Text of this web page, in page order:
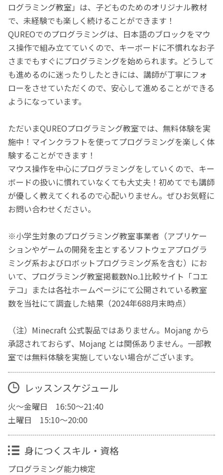
ログラミング教室」は、子どものためのオリジナル教材
で、未経験でも楽しく続けることができます！
QUREOでのプログラミングは、日本語のブロックをマウ
ス操作で組み立てていくので、キーボードに不慣れなお子
さまでもすぐにプログラミングを始められます。どうして
も進めるのに迷ったりしたときには、講師が丁寧にフォ
ローをさせていただくので、安心して進めることができる
ようになっています。
ただいまQUREOプログラミング教室では、無料体験を実
施中！マインクラフトを使ってプログラミングを楽しく体
験することができます！
マウス操作を中心にプログラミングをしていくので、キー
ボードの扱いに慣れていなくても大丈夫！初めてでも講師
が優しく教えてくれるので心配いりません。ぜひお気軽に
お問い合わせください。
※小学生対象のプログラミング教室事業者（アプリケー
ションやゲームの開発を主とするソフトウェアプログラ
ミング系およびロボットプログラミング系を含む）にお
いて、プログラミング教室掲載数No.1比較サイト「コエ
テコ」または各社ホームページにて公開されている教室
数を当社にて調査した結果（2024年688月末時点）
（注）Minecraft 公式製品ではありません。Mojang から
承認されておらず、Mojang とは関係ありません。一部教
室では無料体験を実施していない場合がございます。
レッスンスケジュール
火～金曜日 16:50～21:40
土曜日 15:10～20:00
身につくスキル・資格
プログラミング能力検定